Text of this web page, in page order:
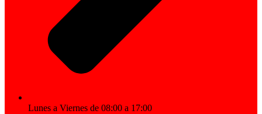
Lunes a Viernes de 08:00 a 17:00